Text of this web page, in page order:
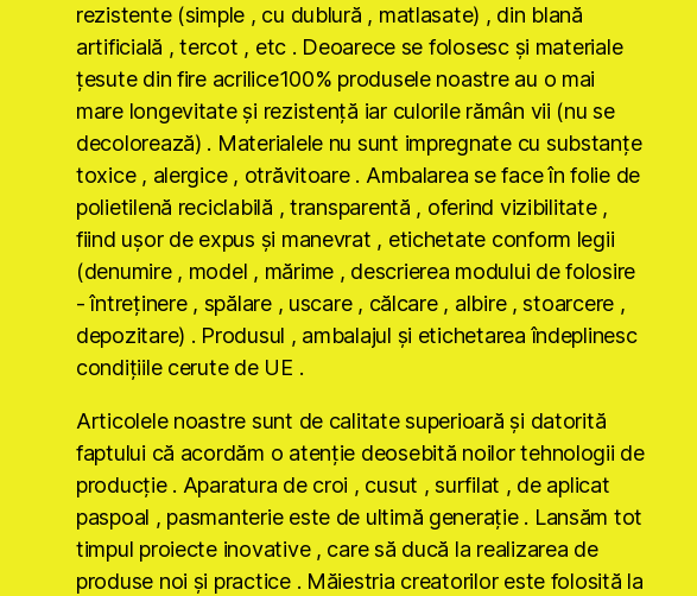
rezistente (simple , cu dublură , matlasate) , din blană
artificială , tercot , etc . Deoarece se folosesc şi materiale
ţesute din fire acrilice100% produsele noastre au o mai
mare longevitate şi rezistenţă iar culorile rămân vii (nu se
decolorează) . Materialele nu sunt impregnate cu substanţe
toxice , alergice , otrăvitoare . Ambalarea se face în folie de
polietilenă reciclabilă , transparentă , oferind vizibilitate ,
fiind uşor de expus şi manevrat , etichetate conform legii
(denumire , model , mărime , descrierea modului de folosire
- întreţinere , spălare , uscare , călcare , albire , stoarcere ,
depozitare) . Produsul , ambalajul şi etichetarea îndeplinesc
condiţiile cerute de UE .
Articolele noastre sunt de calitate superioară şi datorită
faptului că acordăm o atenţie deosebită noilor tehnologii de
producţie . Aparatura de croi , cusut , surfilat , de aplicat
paspoal , pasmanterie este de ultimă generaţie . Lansăm tot
timpul proiecte inovative , care să ducă la realizarea de
produse noi şi practice . Măiestria creatorilor este folosită la